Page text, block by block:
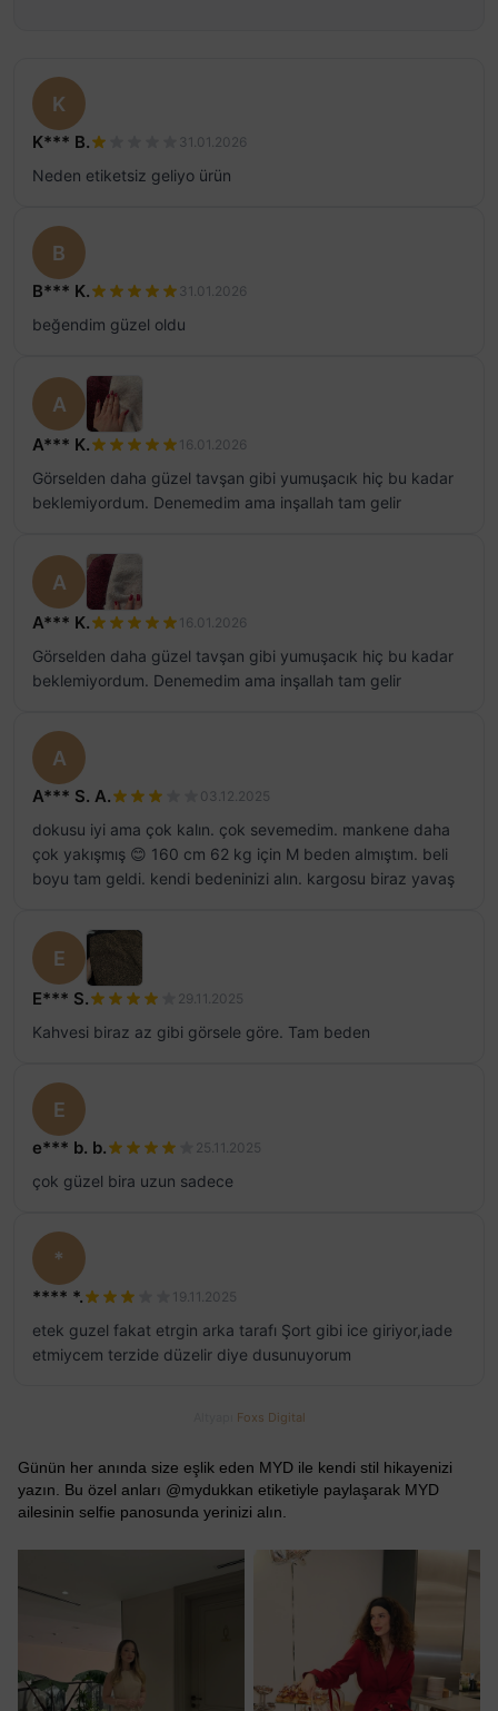
K
K*** B. 31.01.2026
Neden etiketsiz geliyo ürün
B
B*** K. 31.01.2026
beğendim güzel oldu
A
A*** K. 16.01.2026
Görselden daha güzel tavşan gibi yumuşacık hiç bu kadar
beklemiyordum. Denemedim ama inşallah tam gelir
A
A*** K. 16.01.2026
Görselden daha güzel tavşan gibi yumuşacık hiç bu kadar
beklemiyordum. Denemedim ama inşallah tam gelir
A
A*** S. A. 03.12.2025
dokusu iyi ama çok kalın. çok sevemedim. mankene daha
çok yakışmış 😊 160 cm 62 kg için M beden almıştım. beli
boyu tam geldi. kendi bedeninizi alın. kargosu biraz yavaş
E
E*** S. 29.11.2025
Kahvesi biraz az gibi görsele göre. Tam beden
E
e*** b. b. 25.11.2025
çok güzel bira uzun sadece
*
**** *. 19.11.2025
etek guzel fakat etrgin arka tarafı Şort gibi ice giriyor,iade
etmiycem terzide düzelir diye dusunuyorum
Foxs Digital
Günün her anında size eşlik eden MYD ile kendi stil hikayenizi
yazın. Bu özel anları @mydukkan etiketiyle paylaşarak MYD
ailesinin selfie panosunda yerinizi alın.